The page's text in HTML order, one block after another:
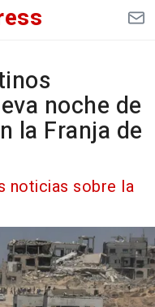
noche de
la Franja de
noticias sobre la